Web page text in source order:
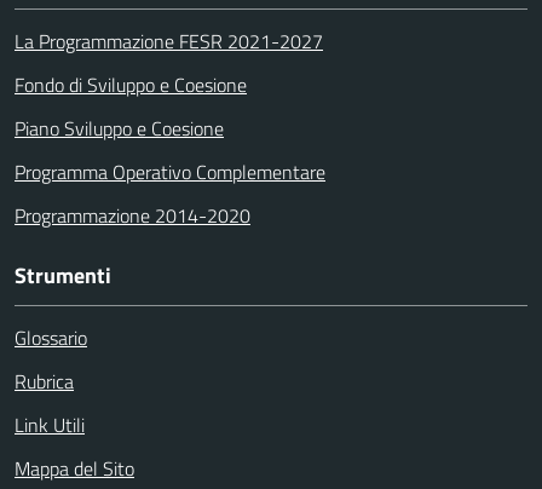
La Programmazione FESR 2021-2027
Fondo di Sviluppo e Coesione
Piano Sviluppo e Coesione
Programma Operativo Complementare
Programmazione 2014-2020
Strumenti
Glossario
Rubrica
Link Utili
Mappa del Sito